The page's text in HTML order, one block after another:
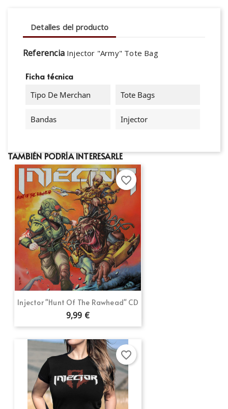
Detalles del producto
Referencia Injector "Army" Tote Bag
Ficha técnica
Tipo De Merchan Tote Bags
Bandas Injector
TAMBIÉN PODRÍA INTERESARLE
Injector "Hunt Of The Rawhead" CD
9,99 €
favorite_border
favorite_border